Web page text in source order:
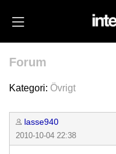
Forum
Kategori: Övrigt
lasse940
2010-10-04 22:38